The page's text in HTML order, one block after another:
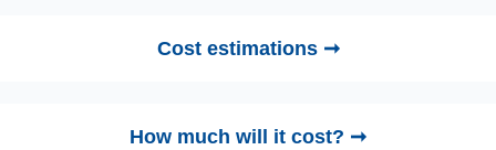
Cost estimations ➞
How much will it cost? ➞